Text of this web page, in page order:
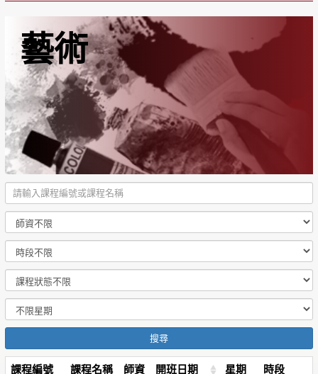
藝術
搜尋
課程編號 課程名稱 師資 開班日期 星期 時段